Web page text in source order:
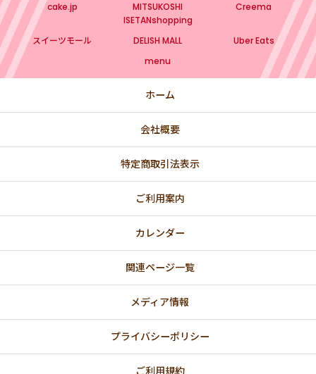
cake.jp
MITSUKOSHI
ISETANshopping
Creema
スイーツモール DELISH MALL
Uber Eats
menu
ホーム
会社概要
特定商取引法表示
ご利用案内
カレンダー
関連ページ一覧
メディア情報
プライバシーポリシー
ご利用規約